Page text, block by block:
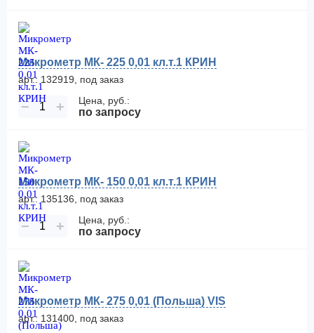
Микрометр МК- 225 0,01 кл.т.1 КРИН
арт.: 132919, под заказ
− + Цена, руб.:
по запросу
Микрометр МК- 150 0,01 кл.т.1 КРИН
арт.: 135136, под заказ
− + Цена, руб.:
по запросу
Микрометр МК- 275 0,01 (Польша) VIS
арт.: 131400, под заказ